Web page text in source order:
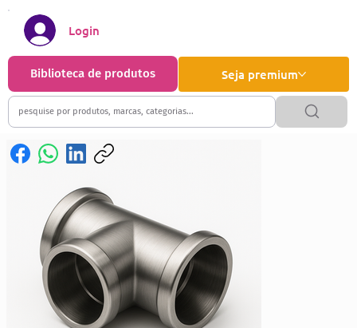
Seja premium
Biblioteca de produtos
Login